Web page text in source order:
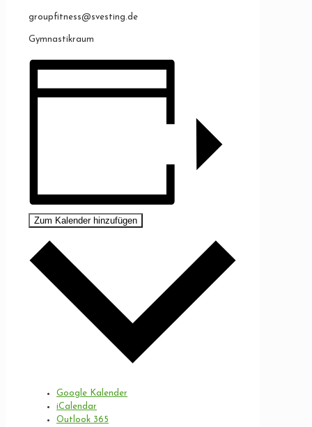
groupfitness@svesting.de
Gymnastikraum
Zum Kalender hinzufügen
Google Kalender
iCalendar
Outlook 365